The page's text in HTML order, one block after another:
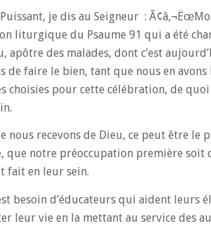
je dis au Seigneur :
liturgique du Psaume 91 qui a été
apôtre des malades, dont c’est
de faire le bien, tant que nous en
choisies pour cette célébration, de
nous recevons de Dieu, ce peut être le
que notre préoccupation première soit
fait en leur sein.
besoin d’éducateurs qui aident leurs
leur vie en la mettant au service des